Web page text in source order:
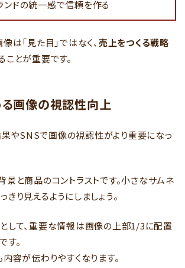
ンドの統一感で信頼を作る
は「見た目」ではなく、 売上をつくる戦略
ことが重要です。
画像の視認性向上
やSNSで画像の視認性がより重要になっ
景と商品のコントラストです。小さなサムネ
り見えるようにしましょう。
して、重要な情報は画像の上部1/3に配置
す。
容が伝わりやすくなります。